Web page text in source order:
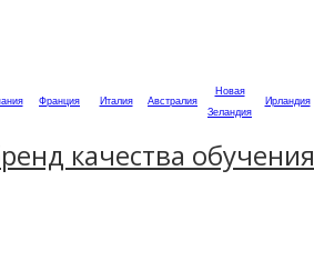
Франция Италия Австралия
Новая
Зеландия
Ирландия
качества обучения